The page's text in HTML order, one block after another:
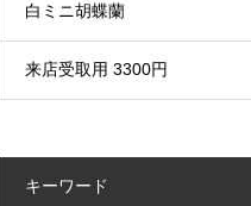
白ミニ胡蝶蘭
来店受取用 3300円
キーワード